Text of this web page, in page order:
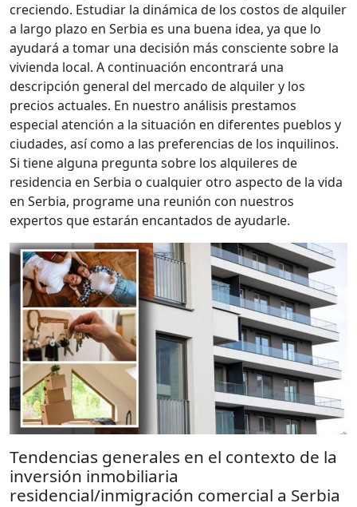
creciendo. Estudiar la dinámica de los costos de alquiler
a largo plazo en Serbia es una buena idea, ya que lo
ayudará a tomar una decisión más consciente sobre la
vivienda local. A continuación encontrará una
descripción general del mercado de alquiler y los
precios actuales. En nuestro análisis prestamos
especial atención a la situación en diferentes pueblos y
ciudades, así como a las preferencias de los inquilinos.
Si tiene alguna pregunta sobre los alquileres de
residencia en Serbia o cualquier otro aspecto de la vida
en Serbia, programe una reunión con nuestros
expertos que estarán encantados de ayudarle.
Tendencias generales en el contexto de la
inversión inmobiliaria
residencial/inmigración comercial a Serbia